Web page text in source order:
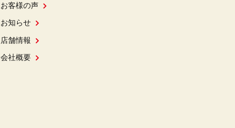
お客様の声
お知らせ
店舗情報
会社概要